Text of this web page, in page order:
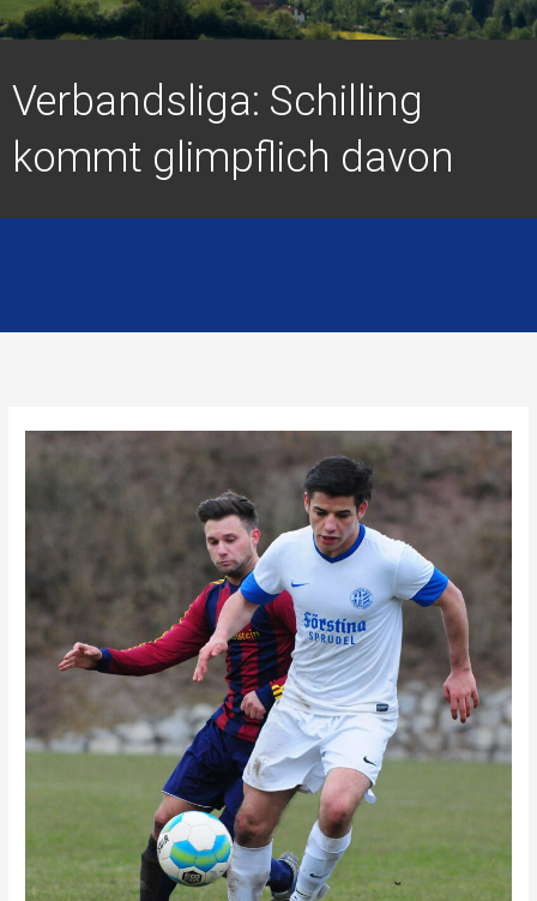
Verbandsliga: Schilling
kommt glimpflich davon